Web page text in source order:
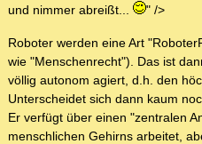
und nimmer abreißt...
" />
Roboter werden eine Art
wie "Menschenrecht"). Das ist
völlig autonom agiert, d.h. den
Unterscheidet sich dann kaum
Er verfügt über einen "zentralen
menschlichen Gehirns arbeitet,